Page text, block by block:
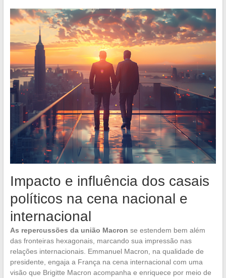
Impacto e influência dos casais
políticos na cena nacional e
internacional
As repercussões da união Macron se estendem bem além
das fronteiras hexagonais, marcando sua impressão nas
relações internacionais. Emmanuel Macron, na qualidade de
presidente, engaja a França na cena internacional com uma
visão que Brigitte Macron acompanha e enriquece por meio de